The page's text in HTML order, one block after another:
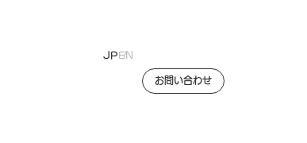
JPEN
お問い合わせ